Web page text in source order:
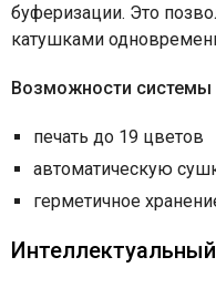
буферизации. Это
катушками
Возможности системы
печать до 19 цветов
автоматическую
герметичное